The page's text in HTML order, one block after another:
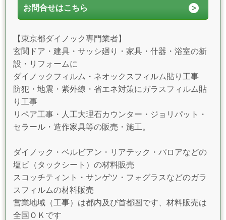
お問合せはこちら
【東京都ダイノック専門業者】
玄関ドア・建具・サッシ廻り・家具・什器・浴室の新
設・リフォームに
ダイノックフィルム・ネオックスフィルム貼り工事
防犯・地震・紫外線・省エネ対策にガラスフィルム貼
り工事
リペア工事・人工大理石カウンター・ジョリパット・
セラール・造作家具等の販売・施工。
ダイノック・ベルビアン・リアテック・パロアなどの
塩ビ（タックシート）の材料販売
スコッチティント・サンゲツ・フォグラスなどのガラ
スフィルムの材料販売
営業地域（工事）は都内及び首都圏です、材料販売は
全国ＯＫです